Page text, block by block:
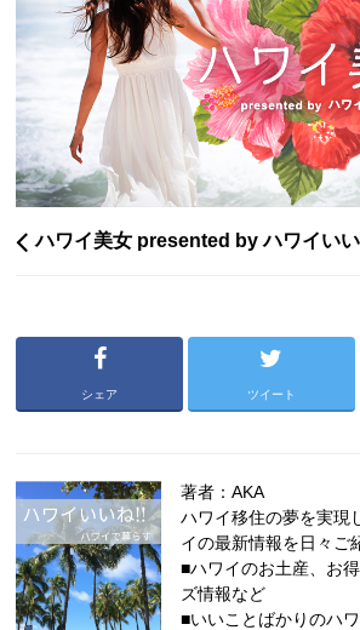
ハワイ美女 presented by ハワイい
シェア ツイート
著者：AKA
ハワイ移住の夢を実現
イの最新情報を日々ご
■ハワイのお土産、お
ズ情報など
■いいことばかりのハ